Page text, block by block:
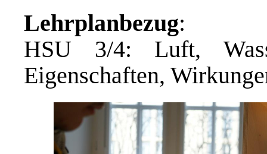
Lehrplanbezug:
HSU 3/4: Luft,
Eigenschaften,